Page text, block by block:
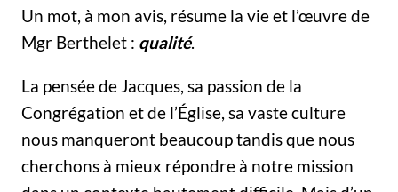
Un mot, à mon avis, résume la vie et l’œuvre de
Mgr Berthelet : qualité.
La pensée de Jacques, sa passion de la
Congrégation et de l’Église, sa vaste culture
nous manqueront beaucoup tandis que nous
cherchons à mieux répondre à notre mission